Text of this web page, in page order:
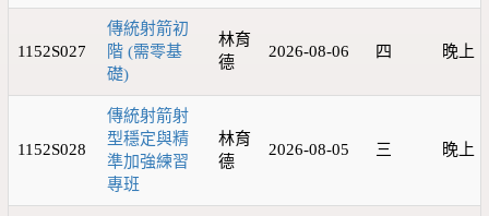
1152S027
傳統射箭初
階 (需零基
礎)
林育
德
2026-08-06 四 晚上
1152S028
傳統射箭射
型穩定與精
準加強練習
專班
林育
德
2026-08-05 三 晚上